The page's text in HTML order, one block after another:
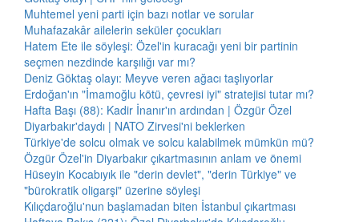
Muhtemel yeni parti için bazı notlar ve sorular
Muhafazakâr ailelerin seküler çocukları
Hatem Ete ile söyleşi: Özel'in kuracağı yeni bir partinin
seçmen nezdinde karşılığı var mı?
Deniz Göktaş olayı: Meyve veren ağacı taşlıyorlar
Erdoğan'ın "İmamoğlu kötü, çevresi iyi" stratejisi tutar mı?
Hafta Başı (88): Kadir İnanır'ın ardından | Özgür Özel
Diyarbakır'daydı | NATO Zirvesi'ni beklerken
Türkiye'de solcu olmak ve solcu kalabilmek mümkün mü?
Özgür Özel'in Diyarbakır çıkartmasının anlam ve önemi
Hüseyin Kocabıyık ile "derin devlet", "derin Türkiye" ve
"bürokratik oligarşi" üzerine söyleşi
Kılıçdaroğlu'nun başlamadan biten İstanbul çıkartması